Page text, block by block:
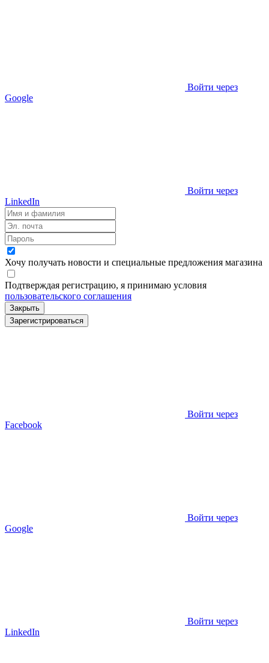
Войти через
Google
Войти через
LinkedIn
Хочу получать новости и специальные предложения магазина
Подтверждая регистрацию, я принимаю условия
пользовательского соглашения
Закрыть
Зарегистрироваться
Войти через
Facebook
Войти через
Google
Войти через
LinkedIn